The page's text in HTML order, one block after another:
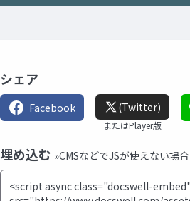
シェア
Facebook (Twitter)
またはPlayer版
埋め込む »CMSなどでJSが使えない場合